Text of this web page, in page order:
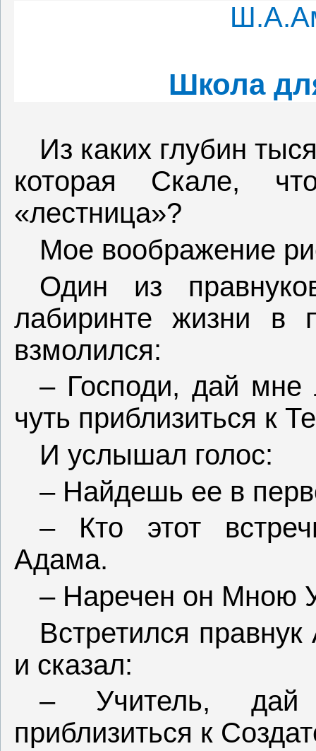
Школа
Из каких глубин
которая Скале,
«лестница»?
Мое воображение
Один из
лабиринте жизни в
взмолился:
– Господи, дай мне
чуть приблизиться к
И услышал голос:
– Найдешь ее в
– Кто этот
Адама.
– Наречен он Мною
Встретился
и сказал:
– Учитель, дай
приблизиться к